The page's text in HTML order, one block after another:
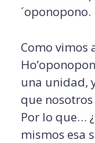
´oponopono.
Como vimos
una unidad,
que
Por lo que…
mismos esa